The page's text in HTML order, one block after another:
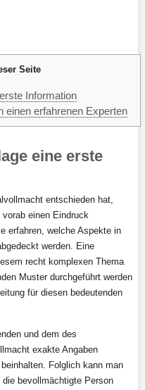
Seite
Information
einen erfahrenen Experten
eine erste
entschieden hat,
einen Eindruck
erfahren, welche Aspekte in
werden. Eine
recht komplexen Thema
Muster durchgeführt werden
für diesen bedeutenden
und dem des
exakte Angaben
Folglich kann man
bevollmächtigte Person